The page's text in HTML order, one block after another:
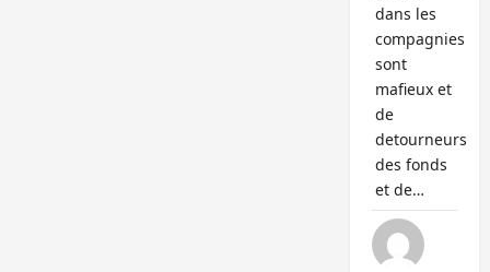
dans les
compagnies
sont
mafieux et
de
detourneurs
des fonds
et de…